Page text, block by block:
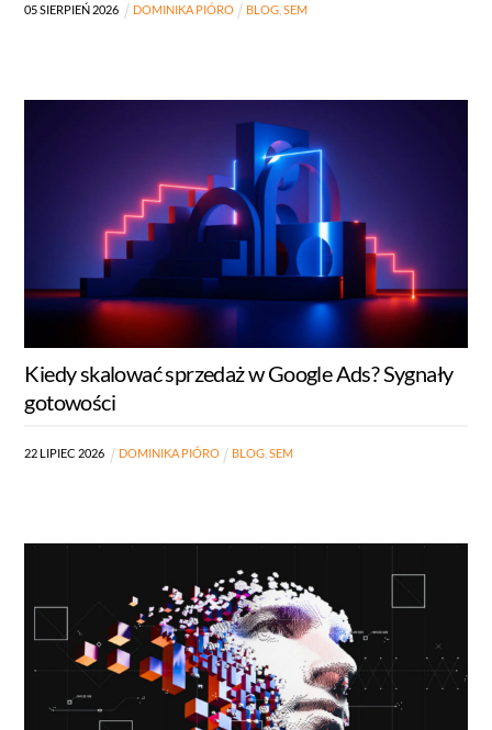
05SIERPIEŃ 2026 DOMINIKA PIÓRO BLOG, SEM
Kiedy skalować sprzedaż w Google Ads? Sygnały
gotowości
22 LIPIEC 2026 DOMINIKA PIÓRO BLOG, SEM